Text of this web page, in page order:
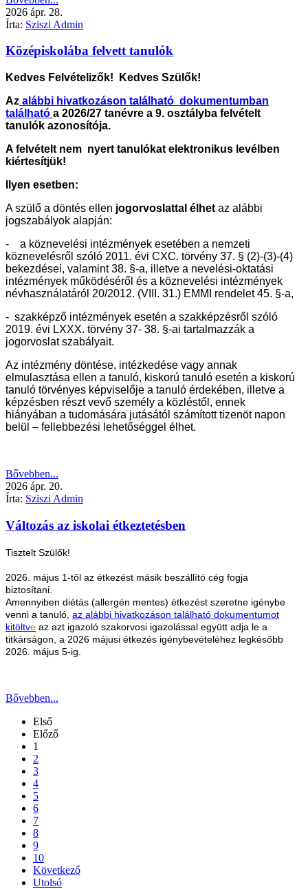
2026 ápr. 28.
Írta: Sziszi Admin
Középiskolába felvett tanulók
Kedves Felvételizők! Kedves Szülők!
Az alábbi hivatkozáson található dokumentumban
található a 2026/27 tanévre a 9. osztályba felvételt
tanulók azonosítója.
A felvételt nem nyert tanulókat elektronikus levélben
kiértesítjük!
Ilyen esetben:
A szülő a döntés ellen jogorvoslattal élhet az alábbi
jogszabályok alapján:
- a köznevelési intézmények esetében a nemzeti
köznevelésről szóló 2011. évi CXC. törvény 37. § (2)-(3)-(4)
bekezdései, valamint 38. §-a, illetve a nevelési-oktatási
intézmények működéséről és a köznevelési intézmények
névhasználatáról 20/2012. (VIII. 31.) EMMI rendelet 45. §-a,
- szakképző intézmények esetén a szakképzésről szóló
2019. évi LXXX. törvény 37- 38. §-ai tartalmazzák a
jogorvoslat szabályait.
Az intézmény döntése, intézkedése vagy annak
elmulasztása ellen a tanuló, kiskorú tanuló esetén a kiskorú
tanuló törvényes képviselője a tanuló érdekében, illetve a
képzésben részt vevő személy a közléstől, ennek
hiányában a tudomására jutásától számított tizenöt napon
belül – fellebbezési lehetőséggel élhet.
Bővebben...
2026 ápr. 20.
Írta: Sziszi Admin
Változás az iskolai étkeztetésben
Tisztelt Szülők!
2026. május 1-től az étkezést másik beszállító cég fogja
biztosítani.
Amennyiben diétás (allergén mentes) étkezést szeretne igénybe
venni a tanuló, az alábbi hivatkozáson található dokumentumot
kitöltve az azt igazoló szakorvosi igazolással együtt adja le a
titkárságon, a 2026 májusi étkezés igénybevételéhez legkésőbb
2026. május 5-ig.
Bővebben...
Első
Előző
1
2
3
4
5
6
7
8
9
10
Következő
Utolsó